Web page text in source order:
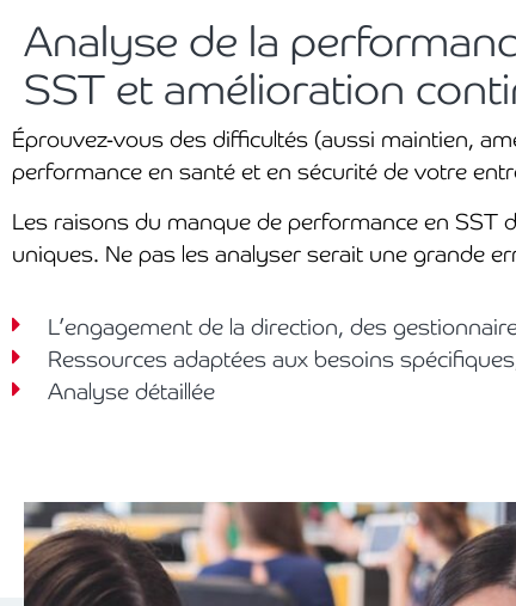
Analyse de la
SST et amélioration
Éprouvez-vous des difficultés (aussi maintien,
performance en santé et en sécurité de votre
Les raisons du manque de performance en
uniques. Ne pas les analyser serait une grande
L’engagement de la direction, des
Ressources adaptées aux besoins
Analyse détaillée